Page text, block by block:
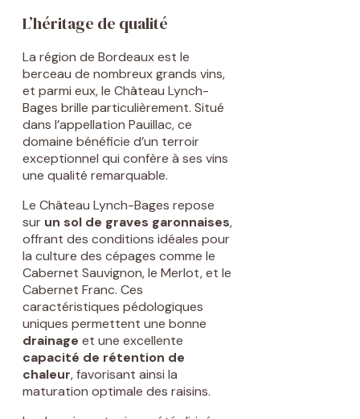
L’héritage de qualité
La région de Bordeaux est le
berceau de nombreux grands vins,
et parmi eux, le Château Lynch-
Bages brille particulièrement. Situé
dans l’appellation Pauillac, ce
domaine bénéficie d’un terroir
exceptionnel qui confère à ses vins
une qualité remarquable.
Le Château Lynch-Bages repose
sur un sol de graves garonnaises,
offrant des conditions idéales pour
la culture des cépages comme le
Cabernet Sauvignon, le Merlot, et le
Cabernet Franc. Ces
caractéristiques pédologiques
uniques permettent une bonne
drainage et une excellente
capacité de rétention de
chaleur, favorisant ainsi la
maturation optimale des raisins.